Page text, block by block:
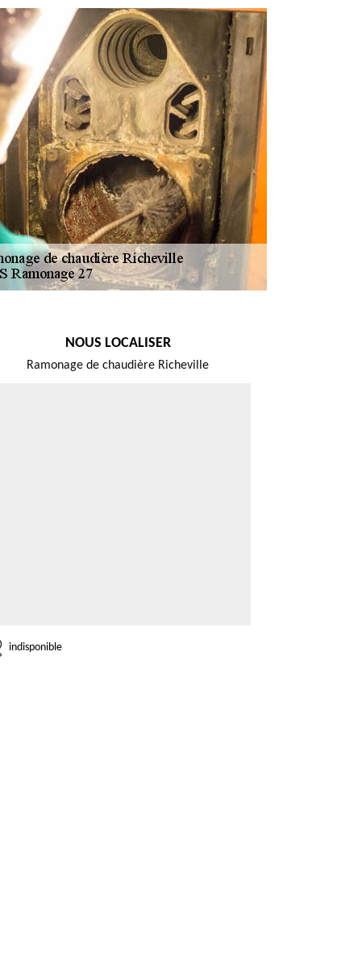
NOUS LOCALISER
Ramonage de chaudière Richeville
indisponible